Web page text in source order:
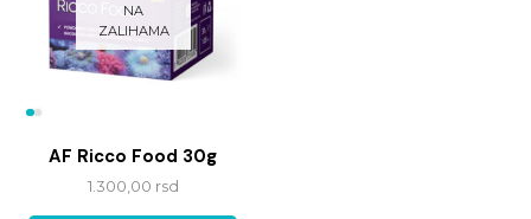
NA
ZALIHAMA
AF Ricco Food 30g
1.300,00 rsd